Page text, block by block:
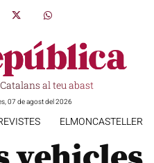
al teu abast
07 de agost del 2026
ELMONCASTELLER